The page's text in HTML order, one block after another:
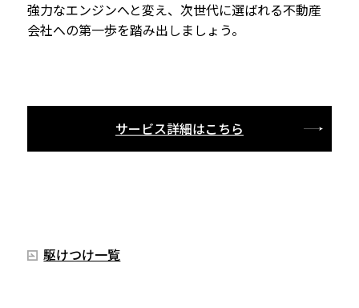
強力なエンジンへと変え、次世代に選ばれる不動産
会社への第一歩を踏み出しましょう。
サービス詳細はこちら
駆けつけ一覧